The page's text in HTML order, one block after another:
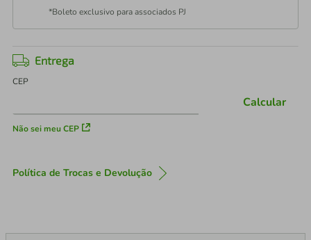
*Boleto exclusivo para associados PJ
Entrega
CEP
Não sei meu CEP
Calcular
Política de Trocas e Devolução